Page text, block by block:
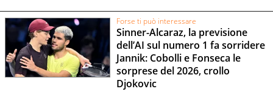
Forse ti può interessare
Sinner-Alcaraz, la previsione
dell’AI sul numero 1 fa sorridere
Jannik: Cobolli e Fonseca le
sorprese del 2026, crollo
Djokovic